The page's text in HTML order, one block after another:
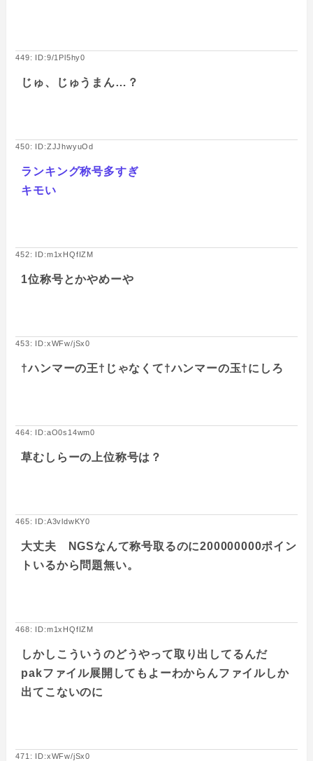
449: ID:9/1Pl5hy0
じゅ、じゅうまん…？
450: ID:ZJJhwyuOd
ランキング称号多すぎ
キモい
452: ID:m1xHQfIZM
1位称号とかやめーや
453: ID:xWFw/jSx0
†ハンマーの王†じゃなくて†ハンマーの玉†にしろ
464: ID:aO0s14wm0
草むしらーの上位称号は？
465: ID:A3vldwKY0
大丈夫 NGSなんて称号取るのに200000000ポイン
トいるから問題無い。
468: ID:m1xHQfIZM
しかしこういうのどうやって取り出してるんだ
pakファイル展開してもよーわからんファイルしか
出てこないのに
471: ID:xWFw/jSx0